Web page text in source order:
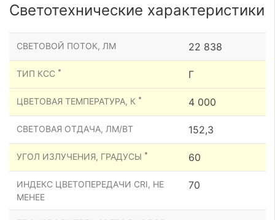
Светотехнические характеристики
СВЕТОВОЙ ПОТОК, ЛМ 22 838
ТИП КСС * Г
ЦВЕТОВАЯ ТЕМПЕРАТУРА, К * 4 000
СВЕТОВАЯ ОТДАЧА, ЛМ/ВТ 152,3
УГОЛ ИЗЛУЧЕНИЯ, ГРАДУСЫ * 60
ИНДЕКС ЦВЕТОПЕРЕДАЧИ CRI, НЕ
МЕНЕЕ
70